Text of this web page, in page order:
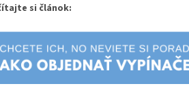
si článok: